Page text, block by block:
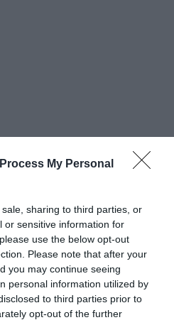
My Personal
sharing to third parties, or
or sensitive information for
use the below opt-out
Please note that after your
you may continue seeing
personal information utilized by
to third parties prior to
opt-out of the further